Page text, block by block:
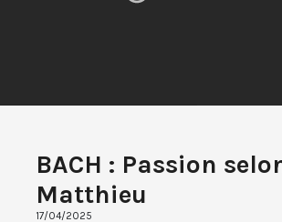
BACH : Passion
Matthieu
17/04/2025